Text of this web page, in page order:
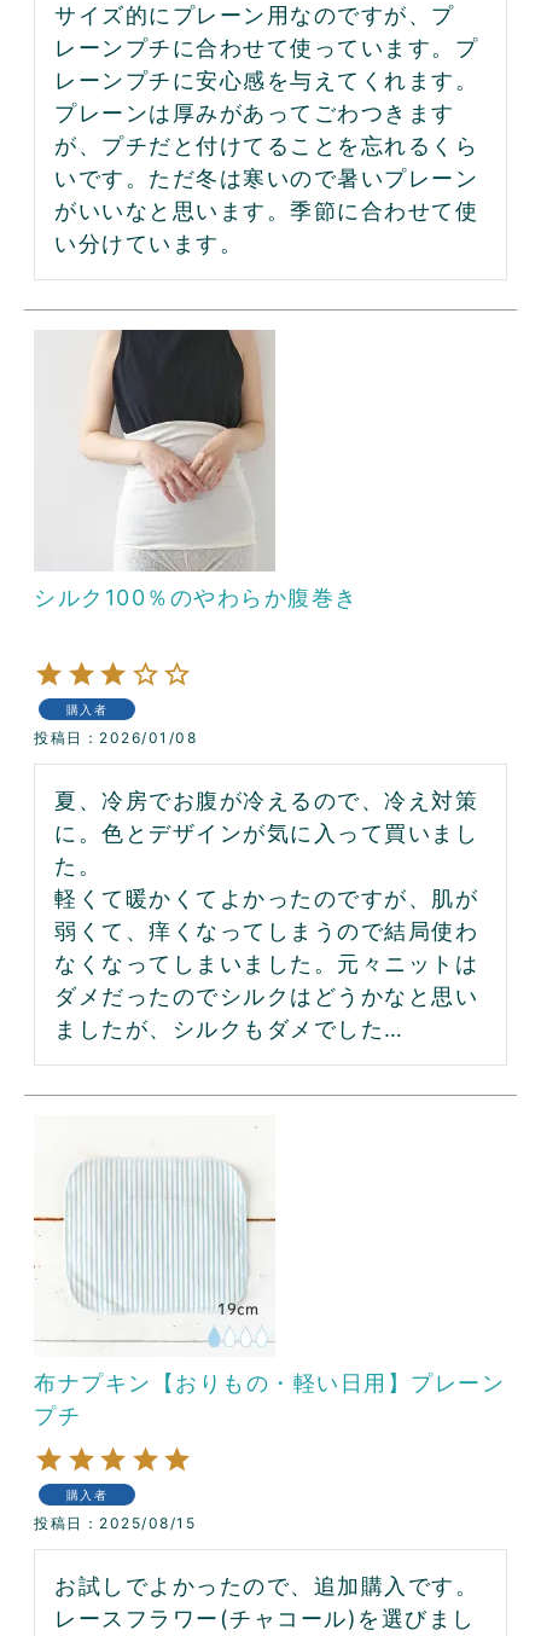
サイズ的にプレーン用なのですが、プ
レーンプチに合わせて使っています。プ
レーンプチに安心感を与えてくれます。
プレーンは厚みがあってごわつきます
が、プチだと付けてることを忘れるくら
いです。ただ冬は寒いので暑いプレーン
がいいなと思います。季節に合わせて使
い分けています。
シルク100％のやわらか腹巻き
購入者
投稿日 2026/01/08
夏、冷房でお腹が冷えるので、冷え対策
に。色とデザインが気に入って買いまし
た。
軽くて暖かくてよかったのですが、肌が
弱くて、痒くなってしまうので結局使わ
なくなってしまいました。元々ニットは
ダメだったのでシルクはどうかなと思い
ましたが、シルクもダメでした…
布ナプキン【おりもの・軽い日用】プレーン
プチ
購入者
投稿日 2025/08/15
お試しでよかったので、追加購入です。
レースフラワー(チャコール)を選びまし